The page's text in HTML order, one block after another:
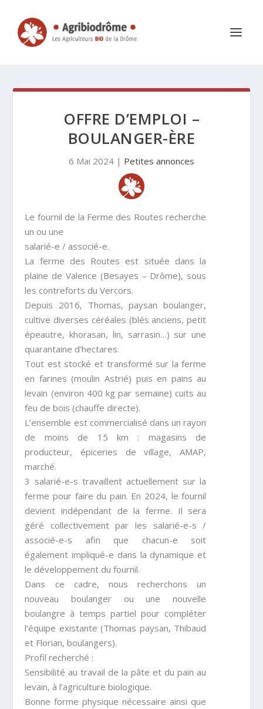
OFFRE D’EMPLOI –
BOULANGER-ÈRE
6 Mai 2024 | Petites annonces
Le fournil de la Ferme des Routes recherche
un ou une
salarié-e / associé-e.
La ferme des Routes est située dans la
plaine de Valence (Besayes – Drôme), sous
les contreforts du Vercors.
Depuis 2016, Thomas, paysan boulanger,
cultive diverses céréales (blés anciens, petit
épeautre, khorasan, lin, sarrasin…) sur une
quarantaine d’hectares.
Tout est stocké et transformé sur la ferme
en farines(moulin Astrié) puis en pains au
levain (environ 400 kg par semaine) cuits au
feu de bois (chauffe directe).
L’ensemble est commercialisé dans un rayon
de moins de 15 km
: magasins de
producteur, épiceries de village,AMAP,
marché.
3 salarié-e-s travaillent actuellement sur la
ferme pour faire du pain. En 2024, le fournil
devient indépendant dela ferme. Il sera
géré collectivement par les salarié-e-s /
associé-e-s afin que chacun-e soit
également impliqué-e dans la dynamique et
le développement du fournil.
Dans ce cadre, nous recherchons un
nouveau boulanger ou une
nouvelle
boulangre à temps partiel pour compléter
l’équipe existante (Thomas paysan, Thibaud
et Florian, boulangers).
Profil recherché :
Sensibilité au travail de la pâte et du pain au
levain, àl’agriculture biologique.
Bonne forme physiquenécessaire ainsi que